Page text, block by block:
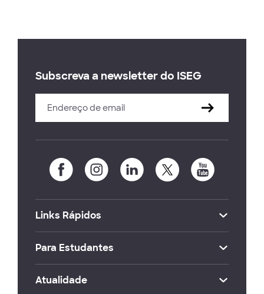
Subscreva a newsletter do ISEG
Links Rápidos
Para Estudantes
Atualidade